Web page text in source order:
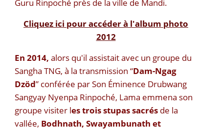
Guru Rinpoché près de la ville de Mandi.
Cliquez ici pour accéder à l'album photo
2012
En 2014, alors qu'il assistait avec un groupe du
Sangha TNG, à la transmission “Dam-Ngag
Dzöd” conférée par Son Éminence Drubwang
Sangyay Nyenpa Rinpoché, Lama emmena son
groupe visiter les trois stupas sacrés de la
vallée, Bodhnath, Swayambunath et